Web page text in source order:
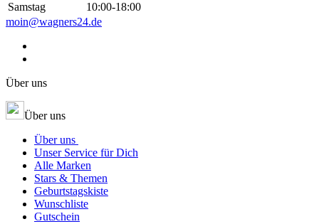
Samstag
10:00-18:00
moin@wagners24.de
Über uns
Über uns
Über uns
Unser Service für Dich
Alle Marken
Stars & Themen
Geburtstagskiste
Wunschliste
Gutschein